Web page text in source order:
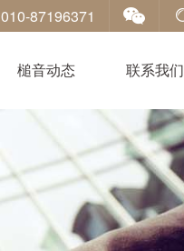
010-87196371
槌音动态 联系我们